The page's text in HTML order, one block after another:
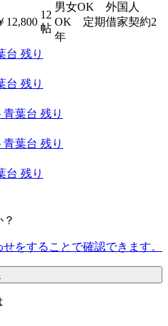
12,800
12
帖
男女OK 外国人
OK 定期借家契約2
年
残り
残り
残り
残り
残り
せをすることで確認できます。